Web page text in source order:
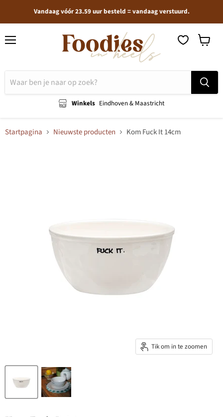
Vandaag vóór 23.59 uur besteld = vandaag verstuurd.
Winkels Eindhoven & Maastricht
Startpagina Nieuwste producten Kom Fuck It 14cm
Tik om in te zoomen